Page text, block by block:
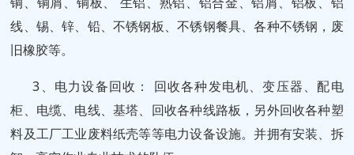
线、锡、锌、铅、不锈钢板、不锈钢餐具、各种不锈钢，废
旧橡胶等。
3、电力设备回收： 回收各种发电机、变压器、配电
柜、电缆、电线、基塔、回收各种线路板，另外回收各种塑
料及工厂工业废料纸壳等等电力设备设施。并拥有安装、拆